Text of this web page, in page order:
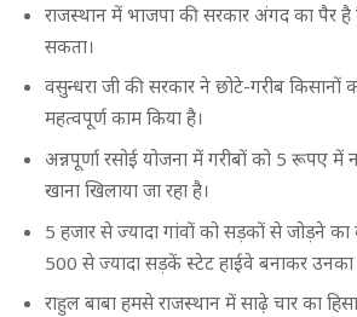
राजस्थान में भाजपा की सरकार अंगद का पैर है
सकता।
वसुन्धरा जी की सरकार ने छोटे-गरीब किसानों
महत्वपूर्ण काम किया है।
अन्नपूर्णा रसोई योजना में गरीबों को 5 रूपए
खाना खिलाया जा रहा है।
5 हजार से ज्यादा गांवों को सड़कों से जोड़ने का
500 से ज्यादा सड़कें स्टेट हाईवे बनाकर उनका
राहुल बाबा हमसे राजस्थान में साढे़ चार का